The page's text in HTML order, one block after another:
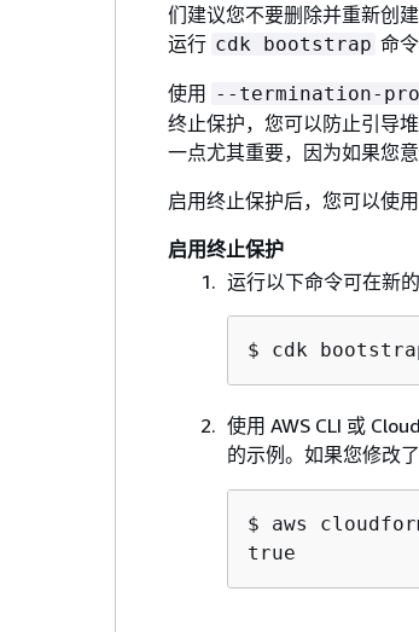
们建议您不要删除并重新创
运行 cdk bootstrap 命
使用 --termination-
终止保护，您可以防止引导
一点尤其重要，因为如果您
启用终止保护后，您可以使
启用终止保护
运行以下命令可在新
$ cdk
使用 AWS CLI 或
的示例。如果您修改
$ aws
true